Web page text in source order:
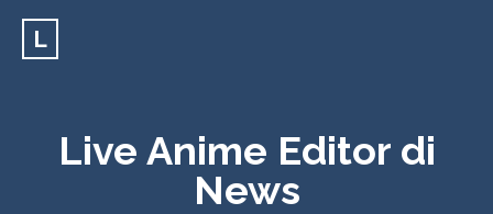
L
Live Anime Editor di
News